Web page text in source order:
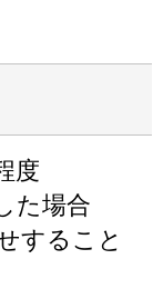
度
た場合
すること